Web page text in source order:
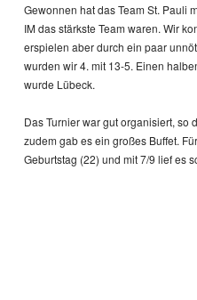
Gewonnen hat das Team St. Pauli
IM das stärkste Team waren. Wir
erspielen aber durch ein paar
wurden wir 4. mit 13-5. Einen
wurde Lübeck.
Das Turnier war gut organisiert, so
zudem gab es ein großes Buffet.
Geburtstag (22) und mit 7/9 lief es